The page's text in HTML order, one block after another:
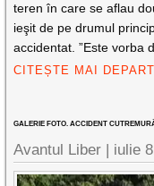
teren în care se aflau
ieşit de pe drumul
accidentat. ”Este vorba
CITEȘTE MAI
GALERIE FOTO. ACCIDENT
Avantul Liber | iulie